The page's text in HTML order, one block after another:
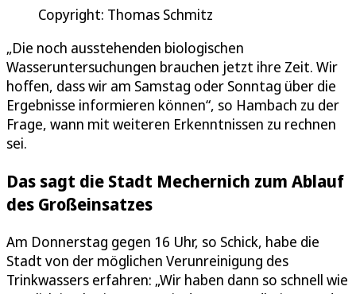
Copyright: Thomas Schmitz
„Die noch ausstehenden biologischen
Wasseruntersuchungen brauchen jetzt ihre Zeit. Wir
hoffen, dass wir am Samstag oder Sonntag über die
Ergebnisse informieren können“, so Hambach zu der
Frage, wann mit weiteren Erkenntnissen zu rechnen
sei.
Das sagt die Stadt Mechernich zum Ablauf
des Großeinsatzes
Am Donnerstag gegen 16 Uhr, so Schick, habe die
Stadt von der möglichen Verunreinigung des
Trinkwassers erfahren: „Wir haben dann so schnell wie